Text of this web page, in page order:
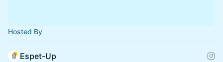
Hosted By
Espet-Up